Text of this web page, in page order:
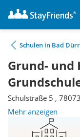
Schulen in Bad
Grund- und
Schulstraße 5 ,
Mehr anzeigen